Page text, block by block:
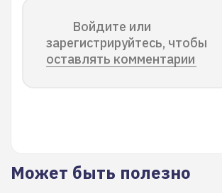
Войдите или
зарегистрируйтесь, чтобы
оставлять комментарии
Может быть полезно